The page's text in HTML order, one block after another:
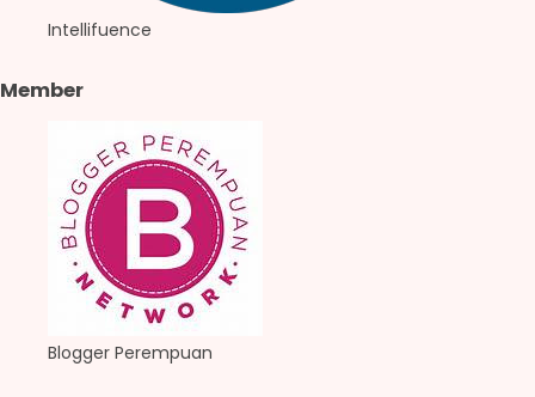
Intellifuence
Member
Blogger Perempuan